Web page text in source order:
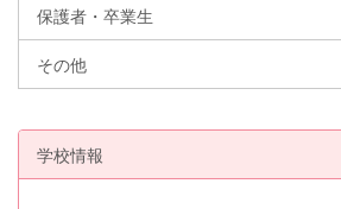
保護者・卒業生
その他
学校情報